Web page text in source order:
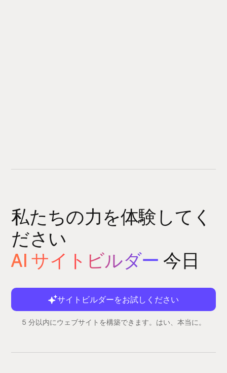
私たちの力を体験してく
ださい
AI サイトビルダー 今日
サイトビルダーをお試しください
5 分以内にウェブサイトを構築できます。はい、本当に。